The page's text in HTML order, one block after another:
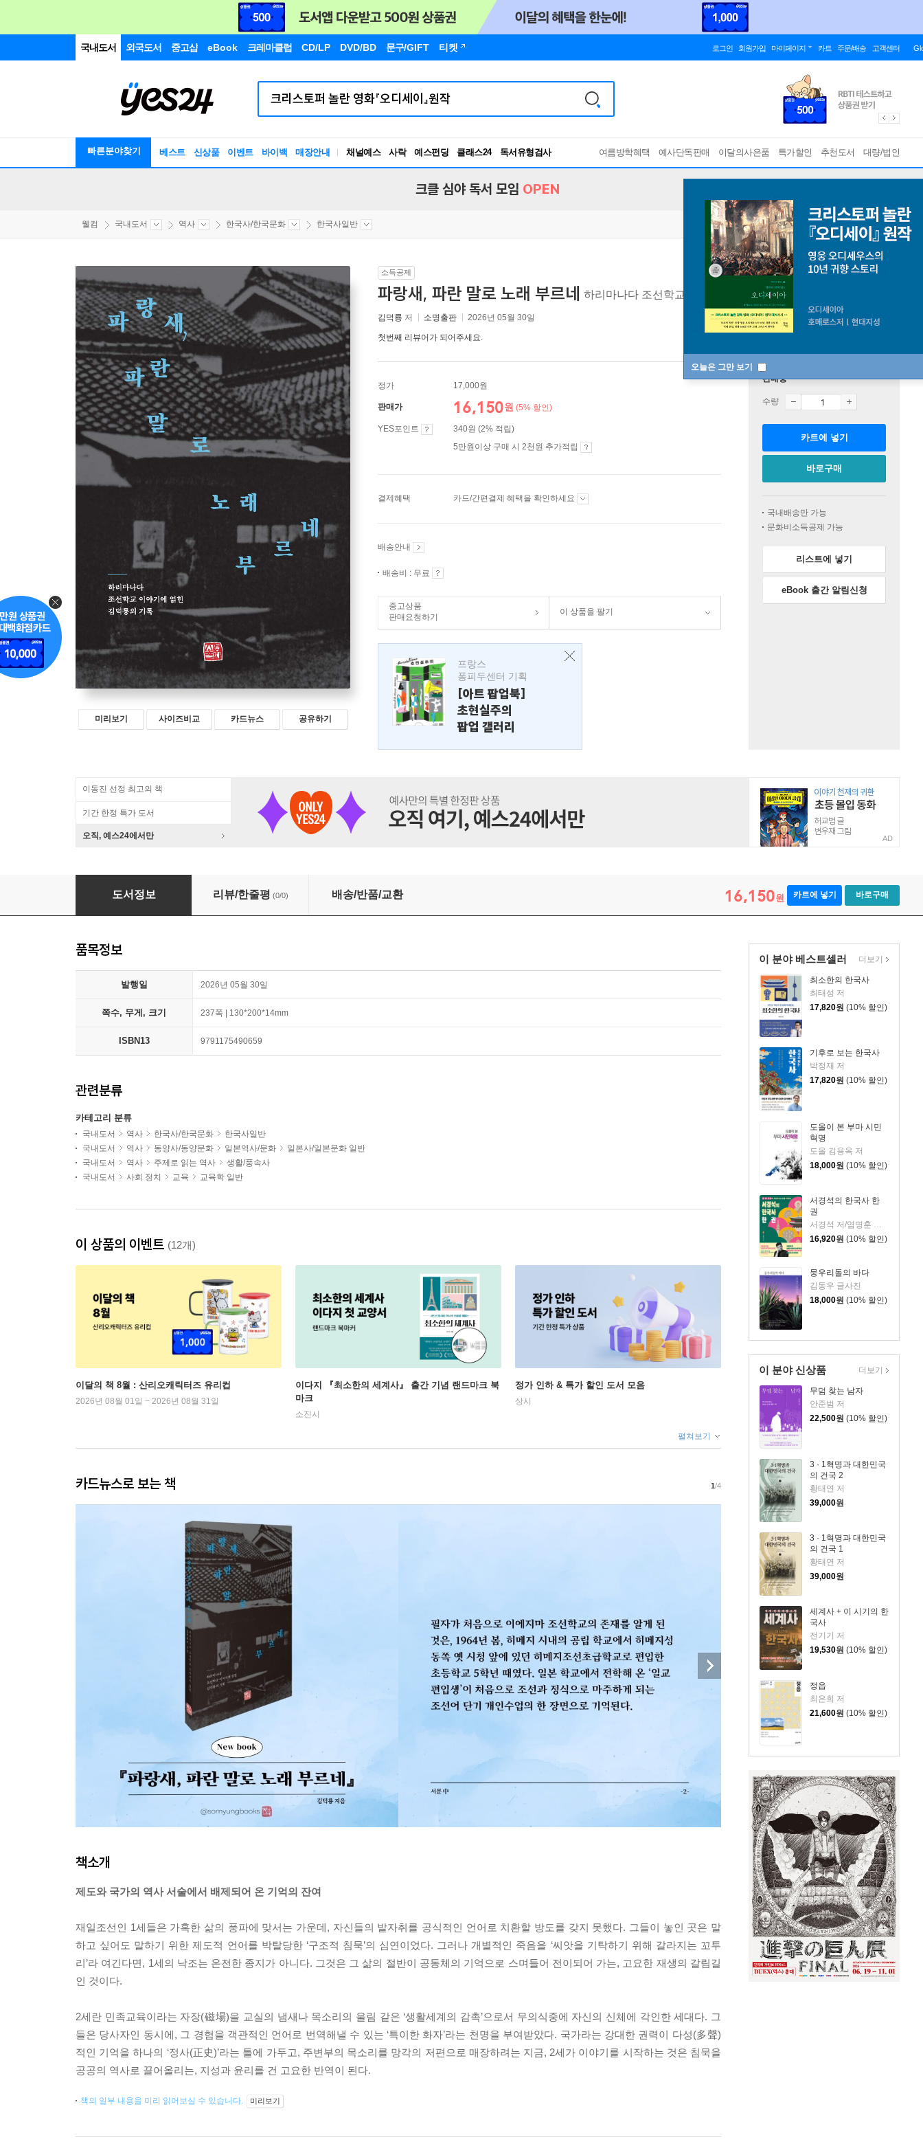
국내도서 외국도서 중고샵 eBook 크레마클럽 CD/LP DVD/BD 문구/GIFT 티켓 로그인 회원가입 마이페이지 카트 주문/배송 고객센터
빠른분야찾기 베스트 신상품 이벤트 바이백 매장안내 채널예스 사락 예스펀딩 클래스24
독서유형검사
RBTI Lab
여름방학혜택 예사단독판매 이달의사은품 특가할인 추천도서 대량/법인
오늘은 그만 보기
크클 심야 독서 모임 OPEN
웰컴 국내도서 역사 한국사/한국문화 한국사일반
미리보기 사이즈비교 카드뉴스 공유하기
소득공제
파랑새, 파란 말로 노래 부르네 하리마나다 조선학교 이야기
김덕룡 저 소명출판 2026년 05월 30일
첫번째 리뷰어가 되어주세요.
정가 17,000원
판매가 16,150원 (5% 할인)
YES포인트
340원 (2% 적립)
5만원이상 구매 시 2천원 추가적립
결제혜택 카드/간편결제 혜택을 확인하세요
배송안내
배송비 : 무료
중고상품
판매요청하기
이 상품을 팔기
프랑스
퐁피두센터 기획
[아트 팝업북]
초현실주의
팝업 갤러리
판매중
수량
카트에 넣기
바로구매
국내배송만 가능
문화비소득공제 가능
리스트에 넣기
eBook 출간 알림신청
이동진 선정 최고의 책
기간 한정 특가 도서
오직, 예스24에서만 AD
파랑새, 파란 말로 노래 부르네
도서정보 리뷰/한줄평 (0/0) 배송/반품/교환 16,150원 카트에 넣기 바로구매
이 분야 베스트셀러
최소한의 한국사
최태성 저
17,820원 (10% 할인)
기후로 보는 한국사
박정재 저
17,820원 (10% 할인)
도올이 본 부마 시민
혁명
도올 김용옥 저
18,000원 (10% 할인)
서경석의 한국사 한
권
16,920원 (10% 할인)
뭉우리돌의 바다
김동우 글사진
18,000원 (10% 할인)
더보기
이 분야 신상품
무덤 찾는 남자
안준범 저
22,500원 (10% 할인)
3 · 1혁명과 대한민국
의 건국 2
황태연 저
39,000원
3 · 1혁명과 대한민국
의 건국 1
황태연 저
39,000원
세계사 + 이 시기의 한
국사
전기기 저
19,530원 (10% 할인)
정읍
최은희 저
21,600원 (10% 할인)
더보기
품목정보
발행일 2026년 05월 30일
쪽수, 무게, 크기 237쪽 | 130*200*14mm
ISBN13 9791175490659
관련분류
카테고리 분류
국내도서 역사 한국사/한국문화
한국사일반
국내도서
역사 동양사/동양문화 일본역사/문화
일본사/일본문화 일반
국내도서
역사 주제로 읽는 역사
생활/풍속사
국내도서
사회 정치 교육 교육학 일반
이 상품의 이벤트 (12개)
이달의 책 8월 : 산리오캐릭터즈 유리컵
2026년 08월 01일 ~ 2026년 08월 31일
이다지 『최소한의 세계사』 출간 기념 랜드마크 북
마크
소진시
정가 인하 & 특가 할인 도서 모음
상시
펼쳐보기
카드뉴스로 보는 책 1/4
책소개
제도와 국가의 역사 서술에서 배제되어 온 기억의 잔여
재일조선인 1세들은 가혹한 삶의 풍파에 맞서는 가운데, 자신들의 발자취를 공식적인 언어로 치환할 방도를 갖지 못했다. 그들이 놓인 곳은 말
하고 싶어도 말하기 위한 제도적 언어를 박탈당한 ‘구조적 침묵’의 심연이었다. 그러나 개별적인 죽음을 ‘씨앗을 기탁하기 위해 갈라지는 꼬투
리’라 여긴다면, 1세의 낙조는 온전한 종지가 아니다. 그것은 그 삶의 절반이 공동체의 기억으로 스며들어 전이되어 가는, 고요한 재생의 갈림길
인 것이다.
2세란 민족교육이라는 자장(磁場)을 교실의 냄새나 목소리의 울림 같은 ‘생활세계의 감촉’으로서 무의식중에 자신의 신체에 각인한 세대다. 그
들은 당사자인 동시에, 그 경험을 객관적인 언어로 번역해낼 수 있는 ‘특이한 화자’라는 천명을 부여받았다. 국가라는 강대한 권력이 다성(多聲)
적인 기억을 하나의 ‘정사(正史)’라는 틀에 가두고, 주변부의 목소리를 망각의 저편으로 매장하려는 지금, 2세가 이야기를 시작하는 것은 침묵을
공공의 역사로 끌어올리는, 지성과 윤리를 건 고요한 반역이 된다.
책의 일부 내용을 미리 읽어보실 수 있습니다. 미리보기